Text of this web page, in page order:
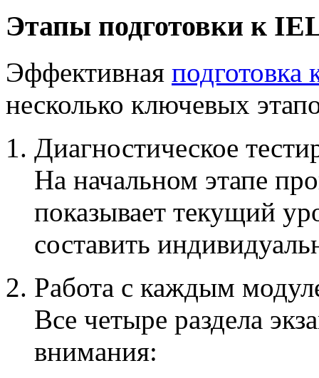
Этапы подготовки к
Эффективная подготовка
несколько ключевых
Диагностическое
На начальном этапе
показывает текущий
составить
Работа с каждым
Все четыре раздела
внимания: